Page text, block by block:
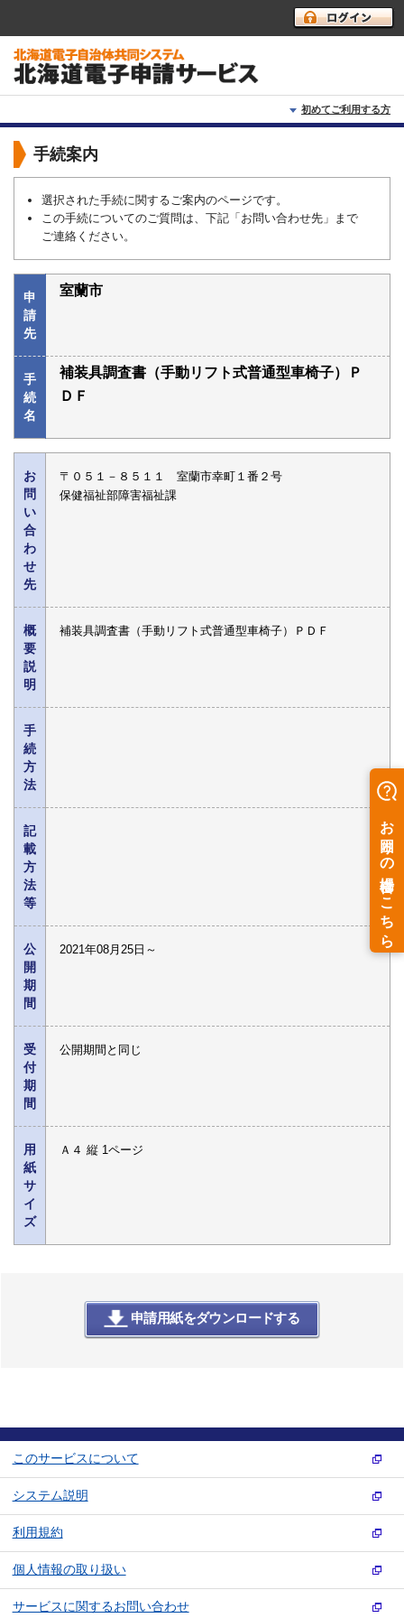
初めてご利用する方
初めて利用する方へ
利用上の注意
よくあるご質問
手続案内
選択された手続に関するご案内のページです。
この手続についてのご質問は、下記「お問い合わせ先」まで
ご連絡ください。
申
請
先
室蘭市
手
続
名
補装具調査書（手動リフト式普通型車椅子）Ｐ
ＤＦ
お
問
い
合
わ
せ
先
〒０５１－８５１１ 室蘭市幸町１番２号
保健福祉部障害福祉課
概
要
説
明
補装具調査書（手動リフト式普通型車椅子）ＰＤＦ
手
続
方
法
記
載
方
法
等
公
開
期
間
2021年08月25日～
受
付
期
間
公開期間と同じ
用
紙
サ
イ
ズ
Ａ４ 縦 1ページ
申請用紙をダウンロードする
このサービスについて
システム説明
利用規約
個人情報の取り扱い
サービスに関するお問い合わせ